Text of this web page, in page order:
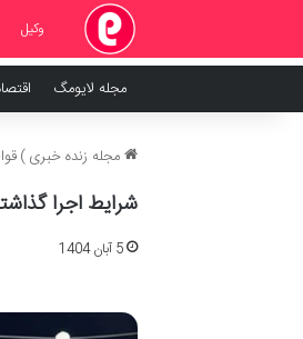
وکیل
مجله لایومگ
مجله زنده خبری )
شرایط اجرا
5 آبان 1404